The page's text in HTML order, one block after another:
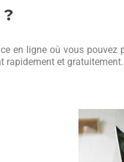
en ligne où vous
rapidement et gratuitement.